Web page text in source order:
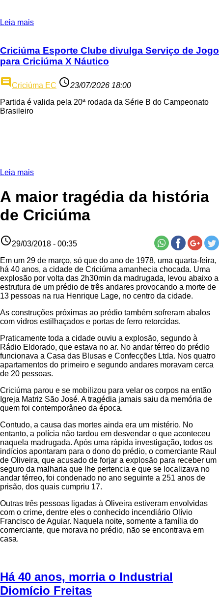
Leia mais
Criciúma Esporte Clube divulga Serviço de Jogo
para Criciúma X Náutico
commentCriciúma EC access_time23/07/2026 18:00
Partida é valida pela 20ª rodada da Série B do Campeonato
Brasileiro
Leia mais
A maior tragédia da história
de Criciúma
access_time29/03/2018 - 00:35
Em um 29 de março, só que do ano de 1978, uma quarta-feira,
há 40 anos, a cidade de Criciúma amanhecia chocada. Uma
explosão por volta das 2h30min da madrugada, levou abaixo a
estrutura de um prédio de três andares provocando a morte de
13 pessoas na rua Henrique Lage, no centro da cidade.
As construções próximas ao prédio também sofreram abalos
com vidros estilhaçados e portas de ferro retorcidas.
Praticamente toda a cidade ouviu a explosão, segundo à
Rádio Eldorado, que estava no ar. No andar térreo do prédio
funcionava a Casa das Blusas e Confecções Ltda. Nos quatro
apartamentos do primeiro e segundo andares moravam cerca
de 20 pessoas.
Criciúma parou e se mobilizou para velar os corpos na então
Igreja Matriz São José. A tragédia jamais saiu da memória de
quem foi contemporâneo da época.
Contudo, a causa das mortes ainda era um mistério. No
entanto, a polícia não tardou em desvendar o que aconteceu
naquela madrugada. Após uma rápida investigação, todos os
indícios apontaram para o dono do prédio, o comerciante Raul
de Oliveira, que acusado de forjar a explosão para receber um
seguro da malharia que lhe pertencia e que se localizava no
andar térreo, foi condenado no ano seguinte a 251 anos de
prisão, dos quais cumpriu 17.
Outras três pessoas ligadas à Oliveira estiveram envolvidas
com o crime, dentre eles o conhecido incendiário Olívio
Francisco de Aguiar. Naquela noite, somente a família do
comerciante, que morava no prédio, não se encontrava em
casa.
Há 40 anos, morria o Industrial
Diomício Freitas